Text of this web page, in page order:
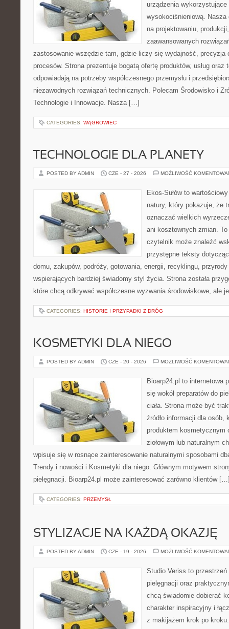
urządzenia wykorzystujące
wysokociśnieniową. Nasza
na projektowaniu,
zaawansowanych
zastosowanie wszędzie tam, gdzie liczy się wydajność, precyzja
procesów. Strona prezentuje bogatą ofertę produktów, usług oraz
odpowiadają na potrzeby współczesnego przemysłu i
niezawodnych rozwiązań technicznych. Polecam Środowisko i
Technologie i Innowacje. Nasza […]
CATEGORIES: WĄGROWIEC
TECHNOLOGIE DLA PLANETY
POSTED BY ADMIN CZE - 27 - 2026 MOŻLIWOŚĆ
Ekos-Sułów to
natury, który pokazuje, że
oznaczać wielkich
ani kosztownych zmian.
czytelnik może znaleźć
przystępne teksty
domu, zakupów, podróży, gotowania, energii, recyklingu,
wspierających bardziej świadomy styl życia. Strona została
które chcą odkrywać współczesne wyzwania środowiskowe, ale
CATEGORIES: HISTORIE I PRZYPADKI Z DRÓG
KOSMETYKI DLA NIEGO
POSTED BY ADMIN CZE - 20 - 2026 MOŻLIWOŚĆ
Bioarp24.pl to internetowa
się wokół preparatów do
ciała. Strona może być
źródło informacji dla osób,
produktem kosmetycznym
ziołowym lub naturalnym
wpisuje się w rosnące zainteresowanie naturalnymi sposobami
Trendy i nowości i Kosmetyki dla niego. Głównym motywem
pielęgnacji. Bioarp24.pl może zainteresować zarówno klientów
CATEGORIES: PRZEMYSŁ
STYLIZACJE NA KAŻDĄ OKAZJĘ
POSTED BY ADMIN CZE - 19 - 2026 MOŻLIWOŚĆ
Studio Veriss to
pielęgnacji oraz
chcą świadomie dobierać
charakter inspiracyjny i
z makijażem krok po